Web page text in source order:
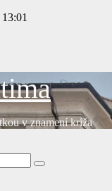
13:01
v znamení kríža